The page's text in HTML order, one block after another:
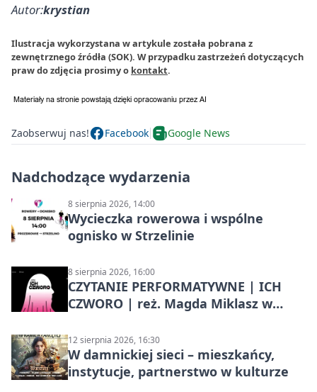
Autor:krystian
Ilustracja wykorzystana w artykule została pobrana z
zewnętrznego źródła (SOK). W przypadku zastrzeżeń dotyczących
praw do zdjęcia prosimy o kontakt.
Zaobserwuj nas! Facebook Google News
Nadchodzące wydarzenia
8 sierpnia 2026, 14:00
Wycieczka rowerowa i wspólne
ognisko w Strzelinie
8 sierpnia 2026, 16:00
CZYTANIE PERFORMATYWNE | ICH
CZWORO | reż. Magda Miklasz w
12 sierpnia 2026, 16:30
W damnickiej sieci – mieszkańcy,
instytucje, partnerstwo w kulturze